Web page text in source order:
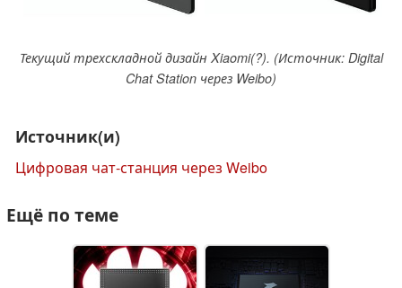
Текущий трехскладной дизайн Xiaomi(?). (Источник: Digital
Chat Station через Weibo)
Источник(и)
Цифровая чат-станция через Weibo
Ещё по теме